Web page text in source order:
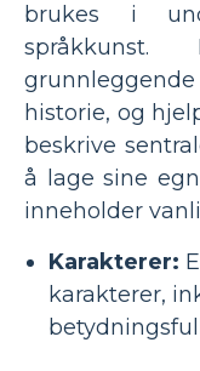
brukes i
historie, og
beskrive
å lage sine
inneholder
Karakterer:
karakterer,